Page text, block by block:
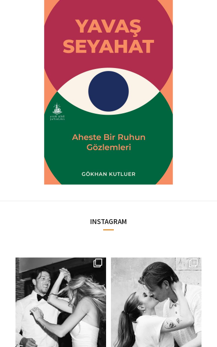
INSTAGRAM